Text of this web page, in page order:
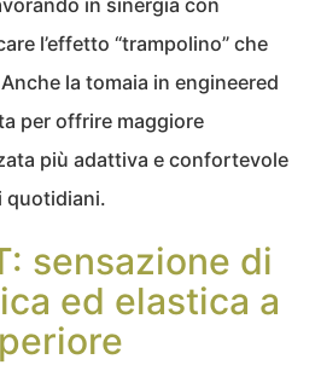
in sinergia con
l’effetto “trampolino” che
la tomaia in engineered
per offrire maggiore
più adattiva e confortevole
quotidiani.
sensazione di
ed elastica a